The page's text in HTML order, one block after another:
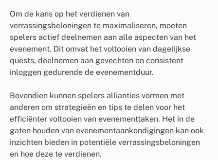
Om de kans op het verdienen van
verrassingsbeloningen te maximaliseren, moeten
spelers actief deelnemen aan alle aspecten van het
evenement. Dit omvat het voltooien van dagelijkse
quests, deelnemen aan gevechten en consistent
inloggen gedurende de evenementduur.
Bovendien kunnen spelers allianties vormen met
anderen om strategieën en tips te delen voor het
efficiënter voltooien van evenementtaken. Het in de
gaten houden van evenementaankondigingen kan ook
inzichten bieden in potentiële verrassingsbeloningen
en hoe deze te verdienen.